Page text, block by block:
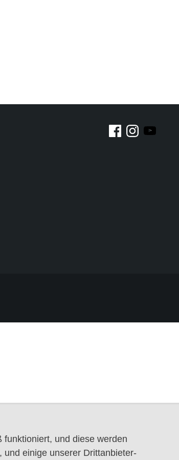
und diese werden
einige unserer Drittanbieter-